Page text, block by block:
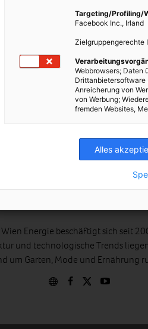
Energie beschäftigt sich seit
und technologische Trends
um Garten, Mode und Ernährung
Targeting/Profiling/
Facebook Inc., Irland
Zielgruppengerechte
Webbrowsers; Daten
Drittanbietersoftware
Anreicherung von
von Werbung;
fremden Websites,
Alles